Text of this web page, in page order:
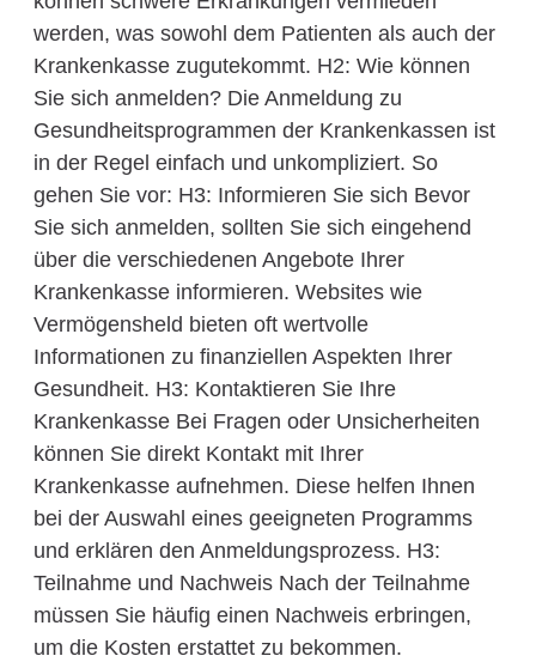
werden, was sowohl dem Patienten als auch der
Krankenkasse zugutekommt. H2: Wie können
Sie sich anmelden? Die Anmeldung zu
Gesundheitsprogrammen der Krankenkassen ist
in der Regel einfach und unkompliziert. So
gehen Sie vor: H3: Informieren Sie sich Bevor
Sie sich anmelden, sollten Sie sich eingehend
über die verschiedenen Angebote Ihrer
Krankenkasse informieren. Websites wie
Vermögensheld bieten oft wertvolle
Informationen zu finanziellen Aspekten Ihrer
Gesundheit. H3: Kontaktieren Sie Ihre
Krankenkasse Bei Fragen oder Unsicherheiten
können Sie direkt Kontakt mit Ihrer
Krankenkasse aufnehmen. Diese helfen Ihnen
bei der Auswahl eines geeigneten Programms
und erklären den Anmeldungsprozess. H3:
Teilnahme und Nachweis Nach der Teilnahme
müssen Sie häufig einen Nachweis erbringen,
um die Kosten erstattet zu bekommen.